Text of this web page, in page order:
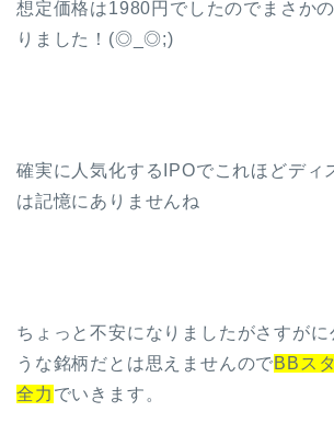
想定価格は1980円でしたのでまさかの
りました！(◎_◎;)
確実に人気化するIPOでこれほどディ
は記憶にありませんね
ちょっと不安になりましたがさすがに
うな銘柄だとは思えませんのでBBス
全力 でいきます。